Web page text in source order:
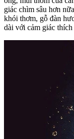
giác chìm sâu hơn
khói thơm, gỗ đàn
dài với cảm giác